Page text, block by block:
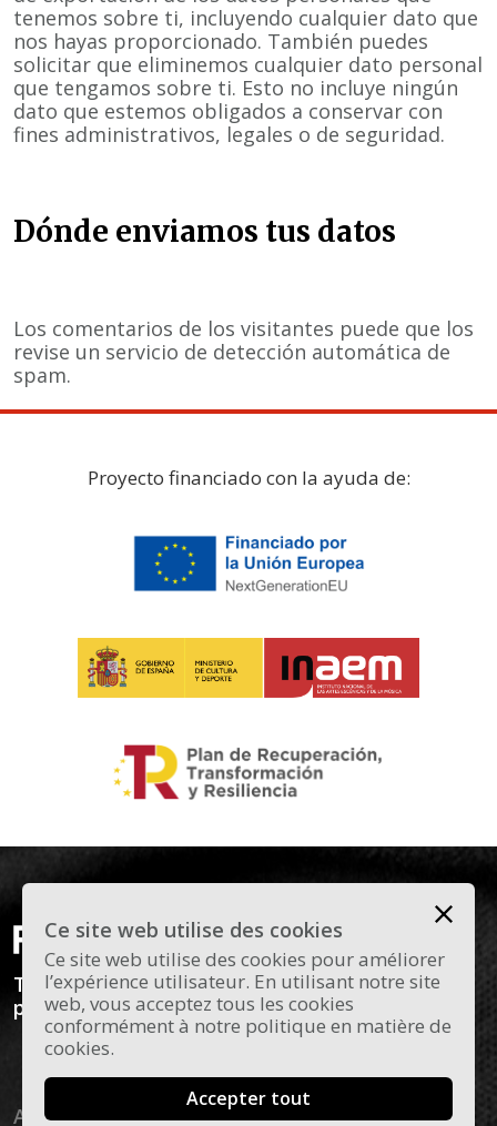
tenemos sobre ti, incluyendo cualquier dato que
nos hayas proporcionado. También puedes
solicitar que eliminemos cualquier dato personal
que tengamos sobre ti. Esto no incluye ningún
dato que estemos obligados a conservar con
fines administrativos, legales o de seguridad.
Dónde enviamos tus datos
Los comentarios de los visitantes puede que los
revise un servicio de detección automática de
spam.
Proyecto financiado con la ayuda de:
Todas las novedades y curiosidades sobre el
panorama actual del flamenco en Madrid.
Aviso legal Política de cookies
Ce site web utilise des cookies
Ce site web utilise des cookies pour améliorer
l’expérience utilisateur. En utilisant notre site
web, vous acceptez tous les cookies
conformément à notre politique en matière de
cookies.
Accepter tout